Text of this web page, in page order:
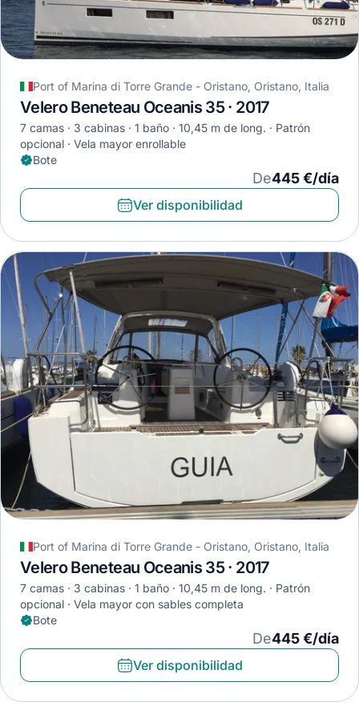
Port of Marina di Torre Grande - Oristano, Oristano, Italia
Velero Beneteau Oceanis 35 · 2017
7 camas 3 cabinas 1 baño 10,45 m de long.
Patrón
opcional
Vela mayor enrollable
Bote
De445 €/día
Ver disponibilidad
Port of Marina di Torre Grande - Oristano, Oristano, Italia
Velero Beneteau Oceanis 35 · 2017
7 camas 3 cabinas 1 baño 10,45 m de long.
Patrón
opcional
Vela mayor con sables completa
Bote
De445 €/día
Ver disponibilidad